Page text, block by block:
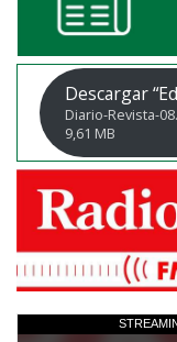
Descargar
Diario-Revista-
9,61 MB